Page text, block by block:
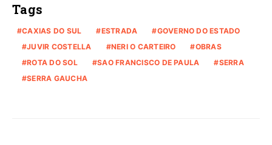
Tags
CAXIAS DO SUL ESTRADA
GOVERNO DO ESTADO
JUVIR COSTELLA
NERI O CARTEIRO
OBRAS
ROTA DO SOL
SAO FRANCISCO DE PAULA
SERRA
SERRA GAUCHA